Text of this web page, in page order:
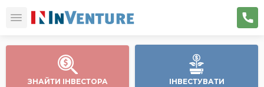
ЗНАЙТИ ІНВЕСТОРА ІНВЕСТУВАТИ